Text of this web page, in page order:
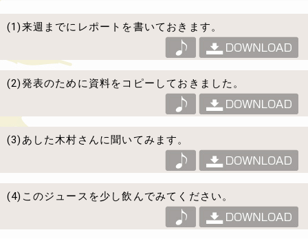
(1)来週までにレポートを書いておきます。
(2)発表のために資料をコピーしておきました。
(3)あした木村さんに聞いてみます。
(4)このジュースを少し飲んでみてください。